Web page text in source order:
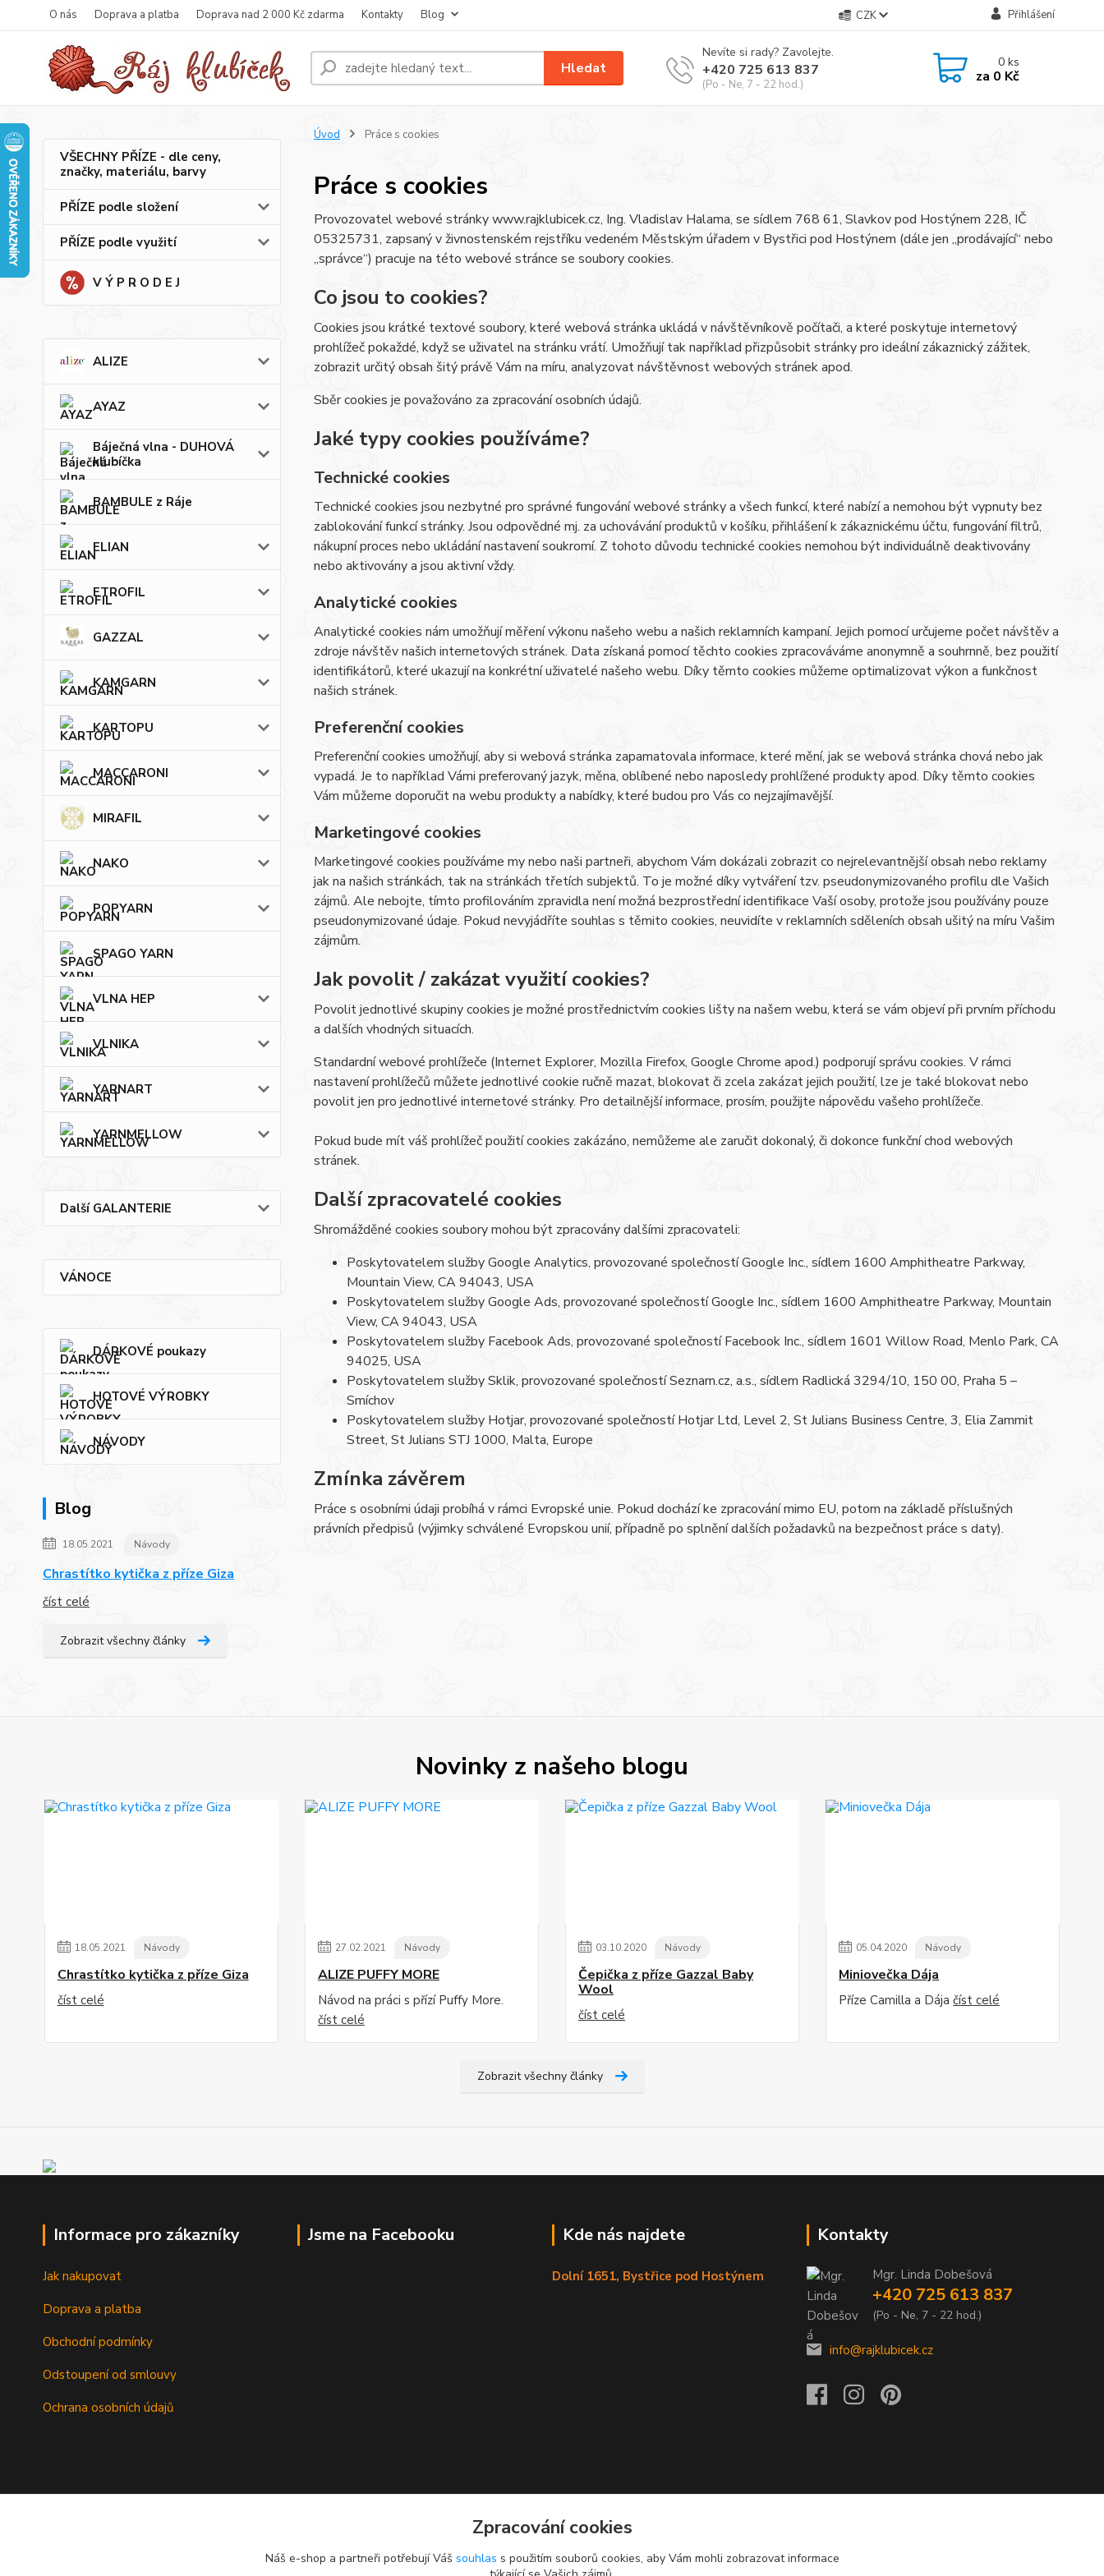
O nás Doprava a platba Doprava nad 2 000 Kč zdarma Kontakty Blog CZK Přihlášení
Hledat
Nevíte si rady? Zavolejte.
+420 725 613 837
(Po - Ne, 7 - 22 hod.)
0ks
za 0 Kč
VŠECHNY PŘÍZE - dle ceny,
značky, materiálu, barvy
PŘÍZE podle složení
PŘÍZE podle využití
V Ý P R O D E J
ALIZE
AYAZ
Báječná vlna - DUHOVÁ
klubíčka
BAMBULE z Ráje
ELIAN
ETROFIL
GAZZAL
KAMGARN
KARTOPU
MACCARONI
MIRAFIL
NAKO
POPYARN
SPAGO YARN
VLNA HEP
VLNIKA
YARNART
YARNMELLOW
Další GALANTERIE
VÁNOCE
DÁRKOVÉ poukazy
HOTOVÉ VÝROBKY
NÁVODY
Blog
18.05.2021 Návody
Chrastítko kytička z příze Giza
číst celé
Zobrazit všechny články
Úvod Práce s cookies
Práce s cookies
Provozovatel webové stránky www.rajklubicek.cz, Ing. Vladislav Halama, se sídlem 768 61, Slavkov pod Hostýnem 228, IČ
05325731, zapsaný v živnostenském rejstříku vedeném Městským úřadem v Bystřici pod Hostýnem (dále jen „prodávající“ nebo
„správce“) pracuje na této webové stránce se soubory cookies.
Co jsou to cookies?
Cookies jsou krátké textové soubory, které webová stránka ukládá v návštěvníkově počítači, a které poskytuje internetový
prohlížeč pokaždé, když se uživatel na stránku vrátí. Umožňují tak například přizpůsobit stránky pro ideální zákaznický zážitek,
zobrazit určitý obsah šitý právě Vám na míru, analyzovat návštěvnost webových stránek apod.
Sběr cookies je považováno za zpracování osobních údajů.
Jaké typy cookies používáme?
Technické cookies
Technické cookies jsou nezbytné pro správné fungování webové stránky a všech funkcí, které nabízí a nemohou být vypnuty bez
zablokování funkcí stránky. Jsou odpovědné mj. za uchovávání produktů v košíku, přihlášení k zákaznickému účtu, fungování filtrů,
nákupní proces nebo ukládání nastavení soukromí. Z tohoto důvodu technické cookies nemohou být individuálně deaktivovány
nebo aktivovány a jsou aktivní vždy.
Analytické cookies
Analytické cookies nám umožňují měření výkonu našeho webu a našich reklamních kampaní. Jejich pomocí určujeme počet návštěv a
zdroje návštěv našich internetových stránek. Data získaná pomocí těchto cookies zpracováváme anonymně a souhrnně, bez použití
identifikátorů, které ukazují na konkrétní uživatelé našeho webu. Díky těmto cookies můžeme optimalizovat výkon a funkčnost
našich stránek.
Preferenční cookies
Preferenční cookies umožňují, aby si webová stránka zapamatovala informace, které mění, jak se webová stránka chová nebo jak
vypadá. Je to například Vámi preferovaný jazyk, měna, oblíbené nebo naposledy prohlížené produkty apod. Díky těmto cookies
Vám můžeme doporučit na webu produkty a nabídky, které budou pro Vás co nejzajímavější.
Marketingové cookies
Marketingové cookies používáme my nebo naši partneři, abychom Vám dokázali zobrazit co nejrelevantnější obsah nebo reklamy
jak na našich stránkách, tak na stránkách třetích subjektů. To je možné díky vytváření tzv. pseudonymizovaného profilu dle Vašich
zájmů. Ale nebojte, tímto profilováním zpravidla není možná bezprostřední identifikace Vaší osoby, protože jsou používány pouze
pseudonymizované údaje. Pokud nevyjádříte souhlas s těmito cookies, neuvidíte v reklamních sděleních obsah ušitý na míru Vašim
zájmům.
Jak povolit / zakázat využití cookies?
Povolit jednotlivé skupiny cookies je možné prostřednictvím cookies lišty na našem webu, která se vám objeví při prvním příchodu
a dalších vhodných situacích.
Standardní webové prohlížeče (Internet Explorer, Mozilla Firefox, Google Chrome apod.) podporují správu cookies. V rámci
nastavení prohlížečů můžete jednotlivé cookie ručně mazat, blokovat či zcela zakázat jejich použití, lze je také blokovat nebo
povolit jen pro jednotlivé internetové stránky. Pro detailnější informace, prosím, použijte nápovědu vašeho prohlížeče.
Pokud bude mít váš prohlížeč použití cookies zakázáno, nemůžeme ale zaručit dokonalý, či dokonce funkční chod webových
stránek.
Další zpracovatelé cookies
Shromážděné cookies soubory mohou být zpracovány dalšími zpracovateli:
Poskytovatelem služby Google Analytics, provozované společností Google Inc., sídlem 1600 Amphitheatre Parkway,
Mountain View, CA 94043, USA
Poskytovatelem služby Google Ads, provozované společností Google Inc., sídlem 1600 Amphitheatre Parkway, Mountain
View, CA 94043, USA
Poskytovatelem služby Facebook Ads, provozované společností Facebook Inc., sídlem 1601 Willow Road, Menlo Park, CA
94025, USA
Poskytovatelem služby Sklik, provozované společností Seznam.cz, a.s., sídlem Radlická 3294/10, 150 00, Praha 5 –
Smíchov
Poskytovatelem služby Hotjar, provozované společností Hotjar Ltd, Level 2, St Julians Business Centre, 3, Elia Zammit
Street, St Julians STJ 1000, Malta, Europe
Zmínka závěrem
Práce s osobními údaji probíhá v rámci Evropské unie. Pokud dochází ke zpracování mimo EU, potom na základě příslušných
právních předpisů (výjimky schválené Evropskou unií, případně po splnění dalších požadavků na bezpečnost práce s daty).
Novinky z našeho blogu
18.05.2021 Návody
Chrastítko kytička z příze Giza
číst celé
27.02.2021 Návody
ALIZE PUFFY MORE
Návod na práci s přízí Puffy More.
číst celé
03.10.2020 Návody
Čepička z příze Gazzal Baby
Wool
číst celé
05.04.2020 Návody
Miniovečka Dája
Příze Camilla a Dájačíst celé
Zobrazit všechny články
Informace pro zákazníky
Jak nakupovat
Doprava a platba
Obchodní podmínky
Odstoupení od smlouvy
Ochrana osobních údajů
Jsme na Facebooku Kde nás najdete
Dolní 1651, Bystřice pod Hostýnem
Kontakty
Mgr. Linda Dobešová
+420 725 613 837
(Po - Ne, 7 - 22 hod.)
info@rajklubicek.cz
Zpracování cookies
Náš e-shop a partneři potřebují Váš souhlas s použitím souborů cookies, aby Vám mohli zobrazovat informace